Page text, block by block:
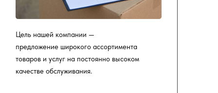
Цель нашей компании —
предложение широкого ассортимента
товаров и услуг на постоянно высоком
качестве обслуживания.